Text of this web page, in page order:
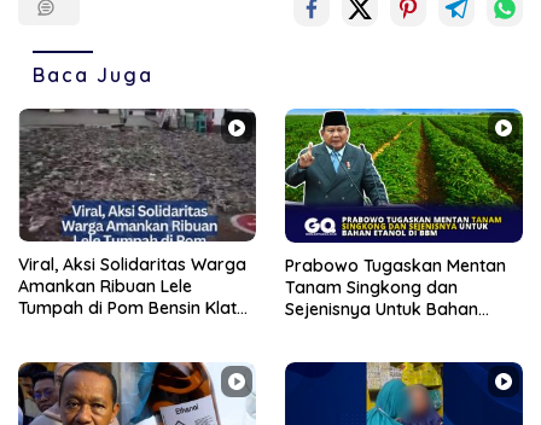
Baca Juga
Viral, Aksi Solidaritas Warga
Amankan Ribuan Lele
Tumpah di Pom Bensin Klaten
Prabowo Tugaskan Mentan
Tanam Singkong dan
Sejenisnya Untuk Bahan